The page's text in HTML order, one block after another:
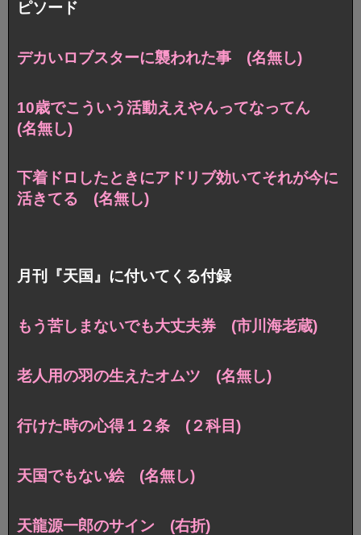
ピソード
デカいロブスターに襲われた事 (名無し)
10歳でこういう活動ええやんってなってん
(名無し)
下着ドロしたときにアドリブ効いてそれが今に
活きてる (名無し)
月刊『天国』に付いてくる付録
もう苦しまないでも大丈夫券 (市川海老蔵)
老人用の羽の生えたオムツ (名無し)
行けた時の心得１２条 (２科目)
天国でもない絵 (名無し)
天龍源一郎のサイン (右折)